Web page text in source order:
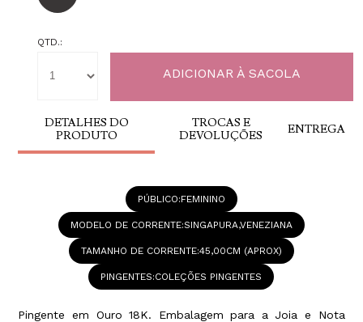
QTD.:
DETALHES DO
PRODUTO
TROCAS E
DEVOLUÇÕES
ENTREGA
Pingente em Ouro 18K. Embalagem para a Joia e Nota
PÚBLICO FEMININO
MODELO DE CORRENTE SINGAPURA,VENEZIANA
TAMANHO DE CORRENTE 45,00CM (APROX)
PINGENTES COLEÇÕES PINGENTES